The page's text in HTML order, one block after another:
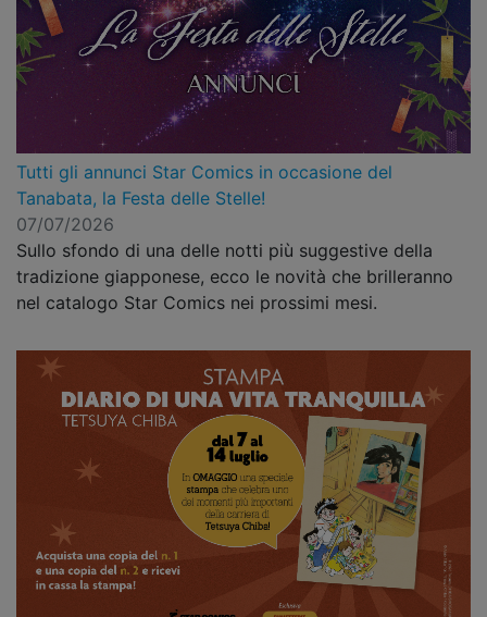
Tutti gli annunci Star Comics in occasione del
Tanabata, la Festa delle Stelle!
07/07/2026
Sullo sfondo di una delle notti più suggestive della
tradizione giapponese, ecco le novità che brilleranno
nel catalogo Star Comics nei prossimi mesi.